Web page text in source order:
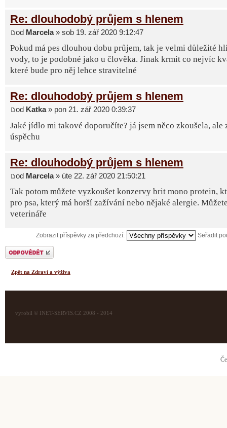
Re: dlouhodobý průjem s hlenem
od Marcela» sob 19. zář 2020 9:12:47
Pokud má pes dlouhou dobu průjem, tak je velmi důležité
vody, to je podobné jako u člověka. Jinak krmit co nejvíc
které bude pro něj lehce stravitelné
Re: dlouhodobý průjem s hlenem
od Katka» pon 21. zář 2020 0:39:37
Jaké jídlo mi takové doporučíte? já jsem něco zkoušela, ale
úspěchu
Re: dlouhodobý průjem s hlenem
od Marcela» úte 22. zář 2020 21:50:21
Tak potom můžete vyzkoušet konzervy brit mono protein,
pro psa, který má horší zažívání nebo nějaké alergie.
veterináře
Zobrazit příspěvky za předchozí: Seřadit
Odeslat odpověď
Zpět na Zdraví a výživa
vyrobil © INET-SERVIS.CZ 2008 - 2014